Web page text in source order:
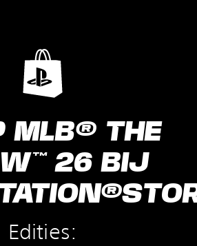
MLB® THE
26 BIJ
Edities: